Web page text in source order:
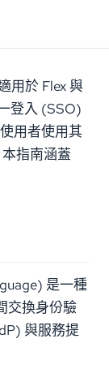
用於 Flex 與
登入 (SSO)
用者使用其
指南涵蓋
是一種
交換身份驗
與服務提